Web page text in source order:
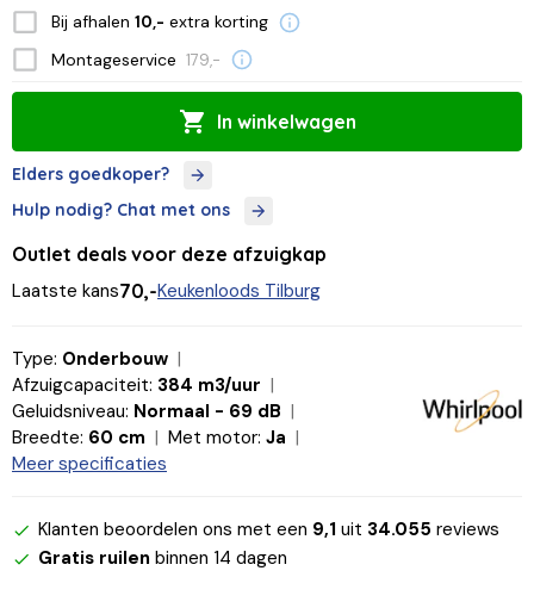
Bij afhalen 10,- extra korting
Montageservice 179,-
In winkelwagen
Elders goedkoper?
Hulp nodig? Chat met ons
Outlet deals voor deze afzuigkap
Laatste kans70,-Keukenloods Tilburg
Type: Onderbouw
Afzuigcapaciteit: 384 m3/uur
Geluidsniveau: Normaal - 69 dB
Breedte: 60 cm Met motor: Ja
Meer specificaties
Klanten beoordelen ons met een 9,1 uit 34.055 reviews
Gratis ruilen binnen 14 dagen